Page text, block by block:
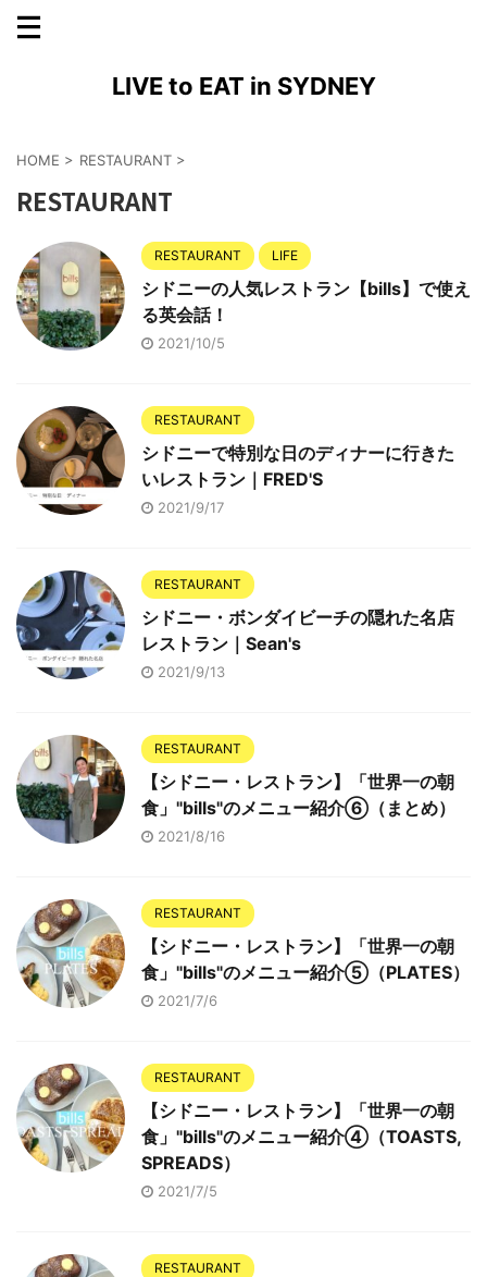
LIVE to EAT in SYDNEY
HOME > RESTAURANT >
RESTAURANT
RESTAURANT LIFE
シドニーの人気レストラン【bills】で使え
る英会話！
2021/10/5
RESTAURANT
シドニーで特別な日のディナーに行きた
いレストラン｜FRED'S
2021/9/17
RESTAURANT
シドニー・ボンダイビーチの隠れた名店
レストラン｜Sean's
2021/9/13
RESTAURANT
【シドニー・レストラン】「世界一の朝
食」"bills"のメニュー紹介⑥（まとめ）
2021/8/16
RESTAURANT
【シドニー・レストラン】「世界一の朝
食」"bills"のメニュー紹介⑤（PLATES）
2021/7/6
RESTAURANT
【シドニー・レストラン】「世界一の朝
食」"bills"のメニュー紹介④（TOASTS,
SPREADS）
2021/7/5
RESTAURANT